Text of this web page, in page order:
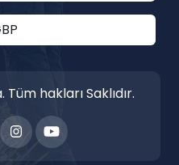
hakları Saklıdır.